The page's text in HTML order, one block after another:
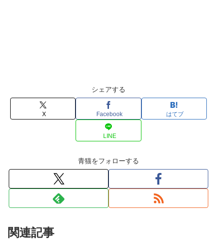
シェアする
X Facebook はてブ
LINE
青猫をフォローする
関連記事